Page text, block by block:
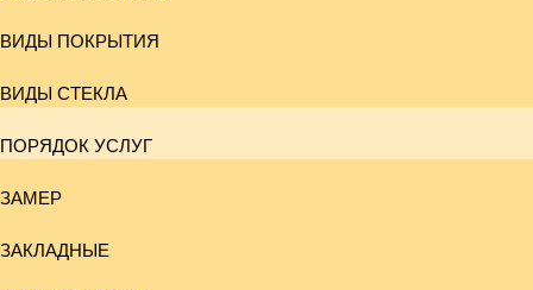
ВИДЫ ПОКРЫТИЯ
ВИДЫ СТЕКЛА
ПОРЯДОК УСЛУГ
ЗАМЕР
ЗАКЛАДНЫЕ